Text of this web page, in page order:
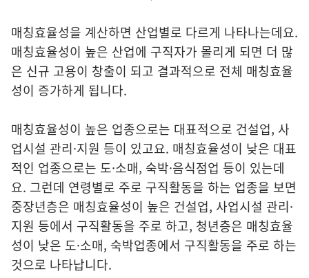
매칭효율성을 계산하면 산업별로 다르게 나타나는데요.
매칭효율성이 높은 산업에 구직자가 몰리게 되면 더 많
은 신규 고용이 창출이 되고 결과적으로 전체 매칭효율
성이 증가하게 됩니다.
매칭효율성이 높은 업종으로는 대표적으로 건설업, 사
업시설 관리·지원 등이 있고요. 매칭효율성이 낮은 대표
적인 업종으로는 도·소매, 숙박·음식점업 등이 있는데
요. 그런데 연령별로 주로 구직활동을 하는 업종을 보면
중장년층은 매칭효율성이 높은 건설업, 사업시설 관리·
지원 등에서 구직활동을 주로 하고, 청년층은 매칭효율
성이 낮은 도·소매, 숙박업종에서 구직활동을 주로 하는
것으로 나타납니다.